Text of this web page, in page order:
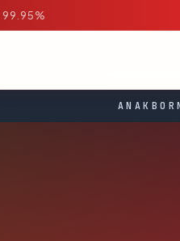
99.95%